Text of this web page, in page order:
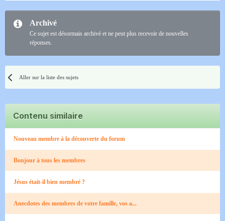
Archivé
Ce sujet est désormais archivé et ne peut plus recevoir de nouvelles
réponses.
Aller sur la liste des sujets
Contenu similaire
Nouveau membre à la découverte du forum
Bonjour à tous les membres
Jésus était-il bien membré ?
Anecdotes des membres de votre famille, vos a...